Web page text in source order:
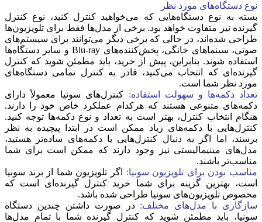
نوع دستگاه‌های مورد نظر
بسته به نوع دستگاه‌هایی که می‌خواهید کنترل کنید، نوع کنترل
گیرنده نیز متفاوت خواهد بود. برخی از مدل‌ها فقط برای تلویزیون‌ها
طراحی شده‌اند، در حالی که برخی دیگر می‌توانند برای سیستم‌های
صوتی، سینماهای خانگی، پخش‌کننده‌های Blu-ray و سایر دستگاه‌ها
استفاده شوند. بنابراین، پیش از خرید، باید مطمئن شوید که کنترل
گیرنده‌ای که انتخاب می‌کنید، قادر به کنترل تمامی دستگاه‌های
مورد نظر شما است.
تعداد دکمه‌ها و سهولت استفاده: کنترل‌های سونیا معمولاً دارای
دکمه‌های متنوعی هستند که هرکدام عملکرد خاص خود را دارند.
هنگام انتخاب کنترل، بهتر است به تعداد و نوع دکمه‌ها توجه کنید.
کنترل‌هایی با دکمه‌های زیاد ممکن است در ابتدا پیچیده به نظر
برسند، اما اگر به دنبال کنترل‌هایی با دکمه‌های ساده‌تر هستید،
مدل‌های مینیمالیستی نیز وجود دارند که ممکن است برای شما
مناسب‌تر باشند.
مناسب بودن برای تلویزیون سونیا:
اگر تلویزیون شما از برند سونیا
است، بهترین گزینه برای شما خرید کنترل گیرنده‌ای است که
مخصوص تلویزیون‌های سونیا طراحی شده باشد.
سازگاری با مدل‌های مختلف:در صورت داشتن چندین دستگاه
سونیا، باید مطمئن شوید که کنترل گیرنده شما با تمام مدل‌ها